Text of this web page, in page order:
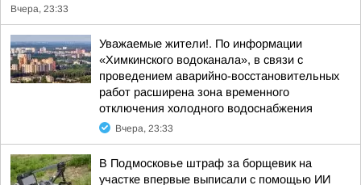
Вчера, 23:33
Уважаемые жители!. По информации
«Химкинского водоканала», в связи с
проведением аварийно-восстановительных
работ расширена зона временного
отключения холодного водоснабжения
Вчера, 23:33
В Подмосковье штраф за борщевик на
участке впервые выписали с помощью ИИ